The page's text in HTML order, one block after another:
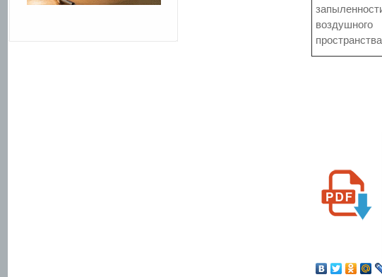
воздушного
пространства